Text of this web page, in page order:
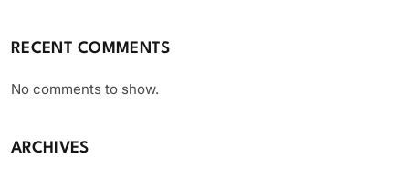
RECENT COMMENTS
No comments to show.
ARCHIVES